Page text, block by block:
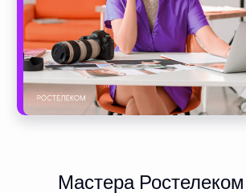
Мастера